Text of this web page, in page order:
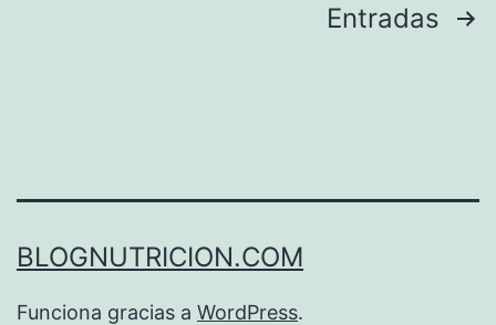
Entradas
BLOGNUTRICION.COM
Funciona gracias a WordPress.